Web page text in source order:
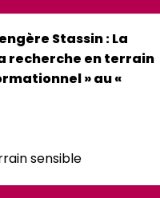
Stassin : La
recherche en terrain
» au «
sensible